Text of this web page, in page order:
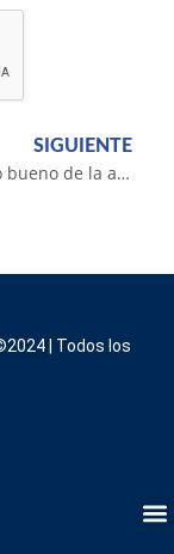
SIGUIENTE
Lo malo y lo bueno de la ansiedad y la angustia según Kierkegaard
| Todos los